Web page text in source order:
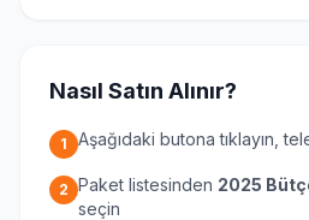
Nasıl Satın Alınır?
1 Aşağıdaki butona tıklayın,
2 Paket listesinden 2025
seçin